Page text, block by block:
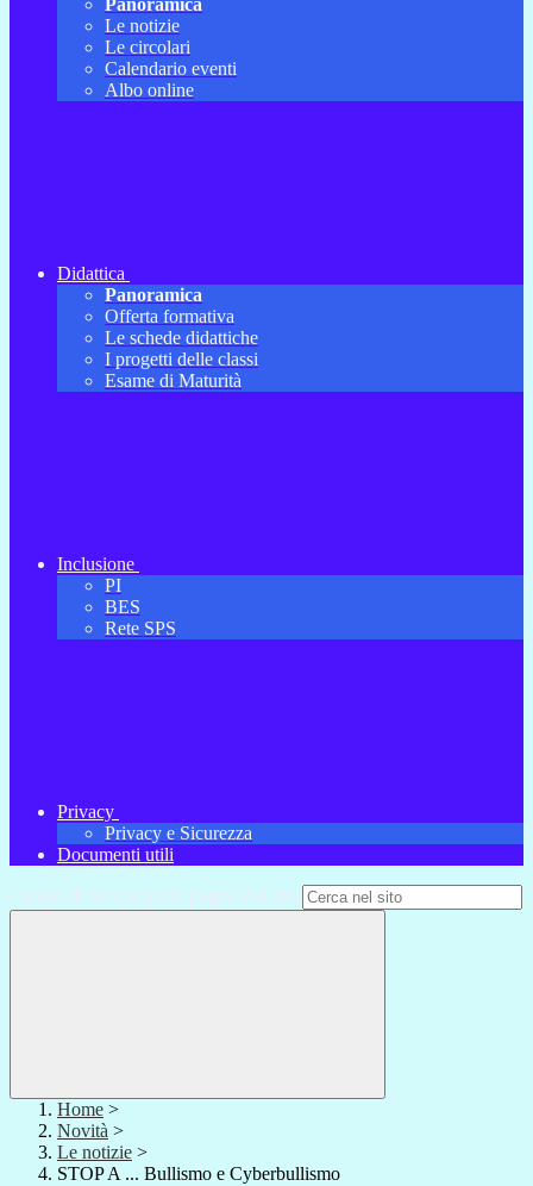
Panoramica
Le notizie
Le circolari
Calendario eventi
Albo online
Didattica
Panoramica
Offerta formativa
Le schede didattiche
I progetti delle classi
Esame di Maturità
Inclusione
PI
BES
Rete SPS
Privacy
Privacy e Sicurezza
Documenti utili
Campo di ricerca per le pagine del sito
Home >
Novità >
Le notizie >
STOP A ... Bullismo e Cyberbullismo